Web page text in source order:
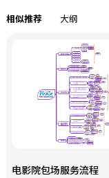
相似推荐 大纲
电影院包场服务流程